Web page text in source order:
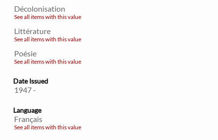
Décolonisation
See all items with this value
Littérature
See all items with this value
Poésie
See all items with this value
Date Issued
1947 -
Language
Français
See all items with this value